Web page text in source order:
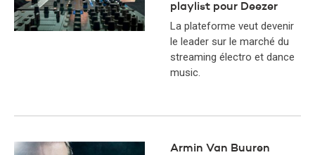
playlist pour Deezer
La plateforme veut devenir
le leader sur le marché du
streaming électro et dance
music.
Armin Van Buuren